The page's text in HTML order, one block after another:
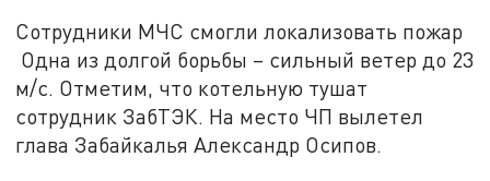
Сотрудники МЧС смогли локализовать пожар
Одна из долгой борьбы – сильный ветер до 23
м/с. Отметим, что котельную тушат
сотрудник ЗабТЭК. На место ЧП вылетел
глава Забайкалья Александр Осипов.